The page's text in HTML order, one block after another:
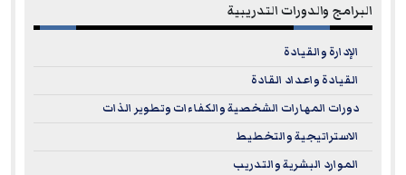
البرامج والدورات التدريبية
الإدارة والقيادة
القيادة واعداد القادة
دورات المهارات الشخصية والكفاءات وتطوير الذات
الاستراتيجية والتخطيط
الموارد البشرية والتدريب